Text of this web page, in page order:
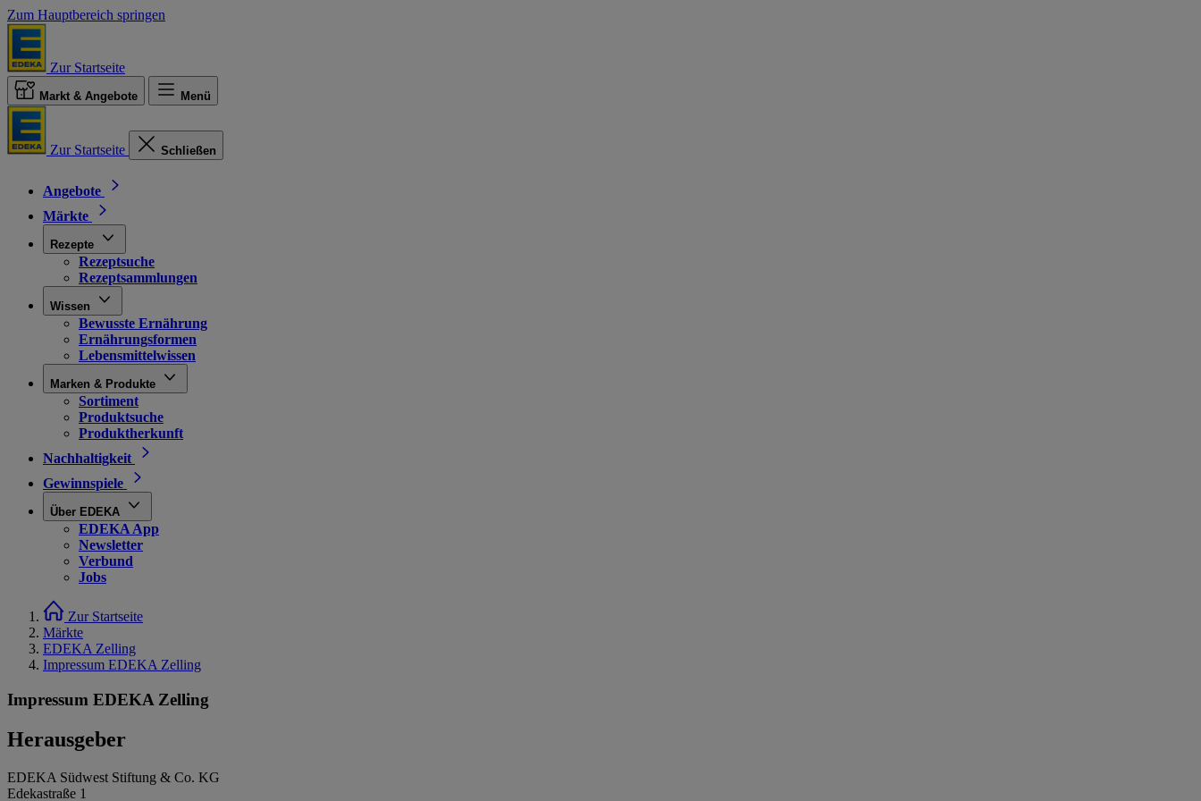
Zum Hauptbereich springen
Zur Startseite
Markt & Angebote Menü
Zur Startseite Schließen
Angebote
Märkte
Rezepte
Rezeptsuche
Rezeptsammlungen
Wissen
Bewusste Ernährung
Ernährungsformen
Lebensmittelwissen
Marken & Produkte
Sortiment
Produktsuche
Produktherkunft
Nachhaltigkeit
Gewinnspiele
Über EDEKA
EDEKA App
Newsletter
Verbund
Jobs
Zur Startseite
Märkte
EDEKA Zelling
Impressum EDEKA Zelling
Impressum EDEKA Zelling
Herausgeber
EDEKA Südwest Stiftung & Co. KG
Edekastraße 1